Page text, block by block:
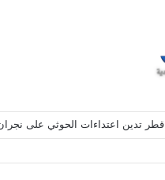
قطر تدين اعتداءات الحوثي على نجران